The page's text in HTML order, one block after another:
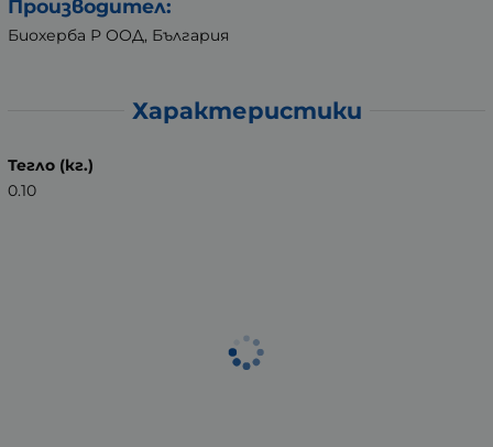
Производител:
Биохерба Р ООД, България
Характеристики
Тегло (кг.)
0.10